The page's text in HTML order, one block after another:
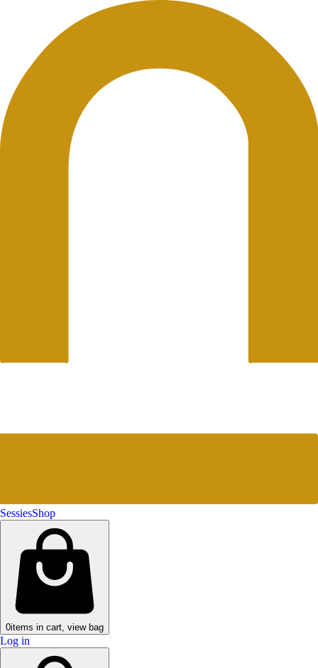
SessiesShop
0items in cart, view bag
Log in